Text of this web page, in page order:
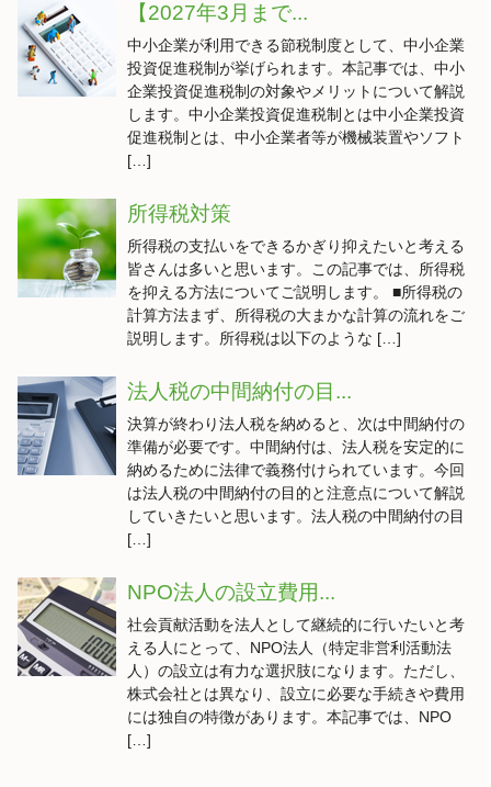
【2027年3月まで...
中小企業が利用できる節税制度として、中小企業
投資促進税制が挙げられます。本記事では、中小
企業投資促進税制の対象やメリットについて解説
します。中小企業投資促進税制とは中小企業投資
促進税制とは、中小企業者等が機械装置やソフト
[…]
所得税対策
所得税の支払いをできるかぎり抑えたいと考える
皆さんは多いと思います。この記事では、所得税
を抑える方法についてご説明します。 ■所得税の
計算方法まず、所得税の大まかな計算の流れをご
説明します。所得税は以下のような […]
法人税の中間納付の目...
決算が終わり法人税を納めると、次は中間納付の
準備が必要です。中間納付は、法人税を安定的に
納めるために法律で義務付けられています。今回
は法人税の中間納付の目的と注意点について解説
していきたいと思います。法人税の中間納付の目
[…]
NPO法人の設立費用...
社会貢献活動を法人として継続的に行いたいと考
える人にとって、NPO法人（特定非営利活動法
人）の設立は有力な選択肢になります。ただし、
株式会社とは異なり、設立に必要な手続きや費用
には独自の特徴があります。本記事では、NPO
[…]